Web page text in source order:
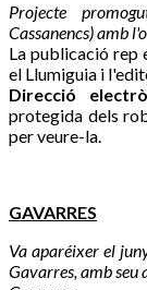
Projecte
Cassanencs) amb
La publicació rep
el Llumiguia i
Direcció
protegida dels
per veure-la.
GAVARRES
Va aparéixer el
Gavarres, amb seu